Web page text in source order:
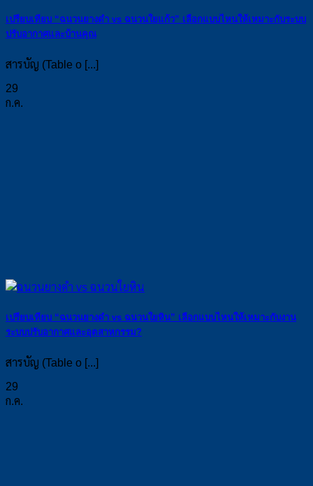
เปรียบเทียบ “ฉนวนยางดำ vs ฉนวนใยแก้ว” เลือกแบบไหนให้เหมาะกับระบบ
ปรับอากาศและบ้านคุณ
สารบัญ (Table o [...]
29
ก.ค.
เปรียบเทียบ “ฉนวนยางดำ vs ฉนวนใยหิน” เลือกแบบไหนให้เหมาะกับงาน
ระบบปรับอากาศและอุตสาหกรรม?
สารบัญ (Table o [...]
29
ก.ค.